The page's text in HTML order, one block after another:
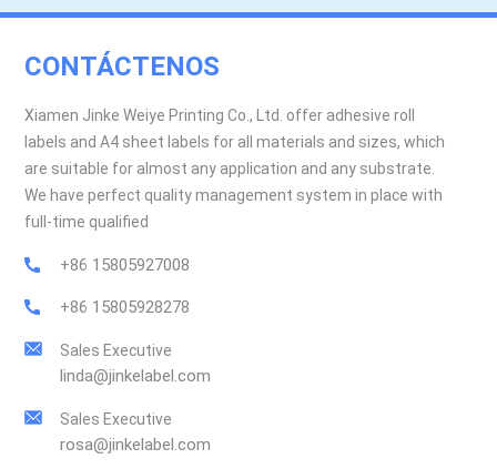
CONTÁCTENOS
Xiamen Jinke Weiye Printing Co., Ltd. offer adhesive roll
labels and A4 sheet labels for all materials and sizes, which
are suitable for almost any application and any substrate.
We have perfect quality management system in place with
full-time qualified
+86 15805927008
+86 15805928278
Sales Executive
linda@jinkelabel.com
Sales Executive
rosa@jinkelabel.com